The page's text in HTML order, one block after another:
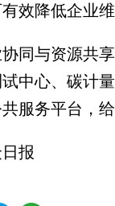
效降低企业
与资源共享
中心、碳计
服务平台，
报